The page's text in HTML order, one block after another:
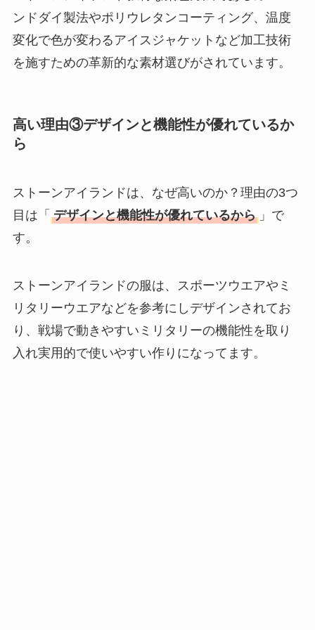
ンドダイ製法やポリウレタンコーティング、温度
変化で色が変わるアイスジャケットなど加工技術
を施すための革新的な素材選びがされています。
高い理由③デザインと機能性が優れているか
ら
ストーンアイランドは、なぜ高いのか？理由の3つ
目は「 デザインと機能性が優れているから 」で
す。
ストーンアイランドの服は、スポーツウエアやミ
リタリーウエアなどを参考にしデザインされてお
り、戦場で動きやすいミリタリーの機能性を取り
入れ実用的で使いやすい作りになってます。